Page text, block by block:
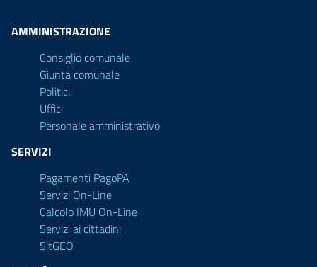
AMMINISTRAZIONE
Consiglio comunale
Giunta comunale
Politici
Uffici
Personale amministrativo
SERVIZI
Pagamenti PagoPA
Servizi On-Line
Calcolo IMU On-Line
Servizi ai cittadini
SitGEO